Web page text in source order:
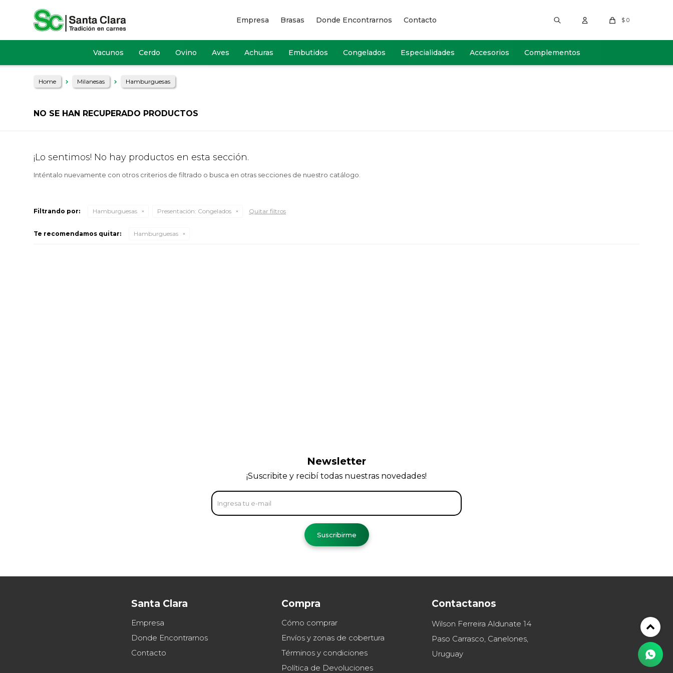
Vacunos Cerdo Ovino Aves Achuras Embutidos Congelados Especialidades Accesorios Complementos
$ 0
Empresa Brasas Donde Encontrarnos Contacto
Home Milanesas Hamburguesas
NO SE HAN RECUPERADO PRODUCTOS
¡Lo sentimos! No hay productos en esta sección.
Inténtalo nuevamente con otros criterios de filtrado o busca en otras secciones de nuestro catálogo.
Filtrando por: Hamburguesas Presentación: Congelados Quitar filtros
Te recomendamos quitar: Hamburguesas
Santa Clara
Empresa
Donde Encontrarnos
Contacto
Compra
Cómo comprar
Envíos y zonas de cobertura
Términos y condiciones
Política de Devoluciones
Contactanos
Wilson Ferreira Aldunate 14
Paso Carrasco, Canelones,
Uruguay
Newsletter
¡Suscribite y recibí todas nuestras novedades!
Suscribirme